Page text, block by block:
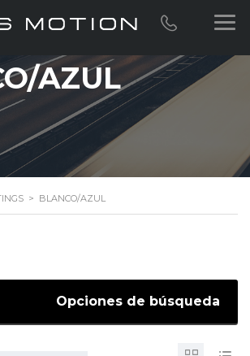
AZUL
> BLANCO/AZUL
Opciones de búsqueda